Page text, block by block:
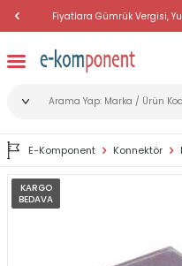
Fiyatlara Gümrük Vergisi,
E-Komponent Konnektör
KARGO
BEDAVA